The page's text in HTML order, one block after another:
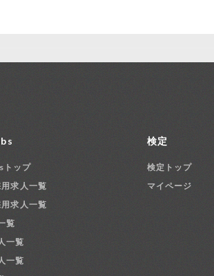
ップ
求人一覧
求人一覧
覧
一覧
一覧
検定
検定トップ
マイページ